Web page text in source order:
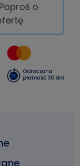
Poproś o